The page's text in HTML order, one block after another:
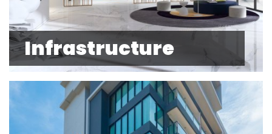
Infrastructure